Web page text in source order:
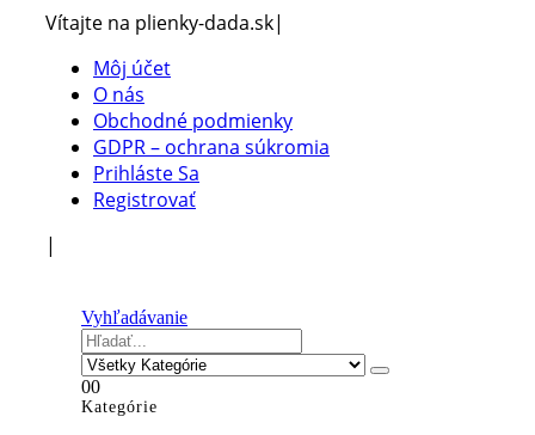
Vítajte na plienky-dada.sk|
Môj účet
O nás
Obchodné podmienky
GDPR – ochrana súkromia
Prihláste Sa
Registrovať
|
Vyhľadávanie
00
Kategórie